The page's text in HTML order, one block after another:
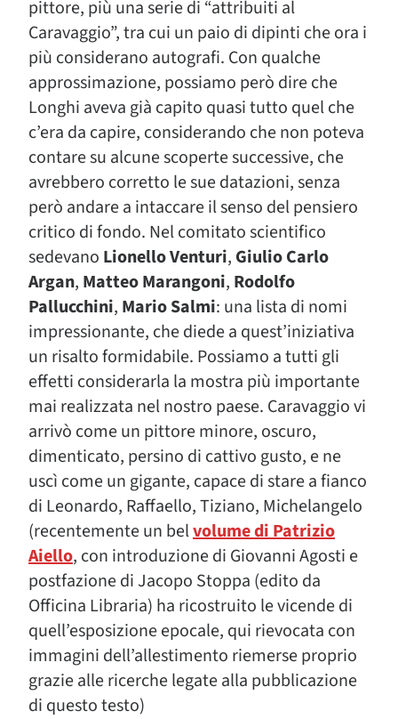
pittore, più una serie di “attribuiti al
Caravaggio”, tra cui un paio di dipinti che ora i
più considerano autografi. Con qualche
approssimazione, possiamo però dire che
Longhi aveva già capito quasi tutto quel che
c’era da capire, considerando che non poteva
contare su alcune scoperte successive, che
avrebbero corretto le sue datazioni, senza
però andare a intaccare il senso del pensiero
critico di fondo. Nel comitato scientifico
sedevano Lionello Venturi, Giulio Carlo
Argan, Matteo Marangoni, Rodolfo
Pallucchini, Mario Salmi: una lista di nomi
impressionante, che diede a quest’iniziativa
un risalto formidabile. Possiamo a tutti gli
effetti considerarla la mostra più importante
mai realizzata nel nostro paese. Caravaggio vi
arrivò come un pittore minore, oscuro,
dimenticato, persino di cattivo gusto, e ne
uscì come un gigante, capace di stare a fianco
di Leonardo, Raffaello, Tiziano, Michelangelo
(recentemente un belvolume di Patrizio
Aiello, con introduzione di Giovanni Agosti e
postfazione di Jacopo Stoppa (edito da
Officina Libraria) ha ricostruito le vicende di
quell’esposizione epocale, qui rievocata con
immagini dell’allestimento riemerse proprio
grazie alle ricerche legate alla pubblicazione
di questo testo)